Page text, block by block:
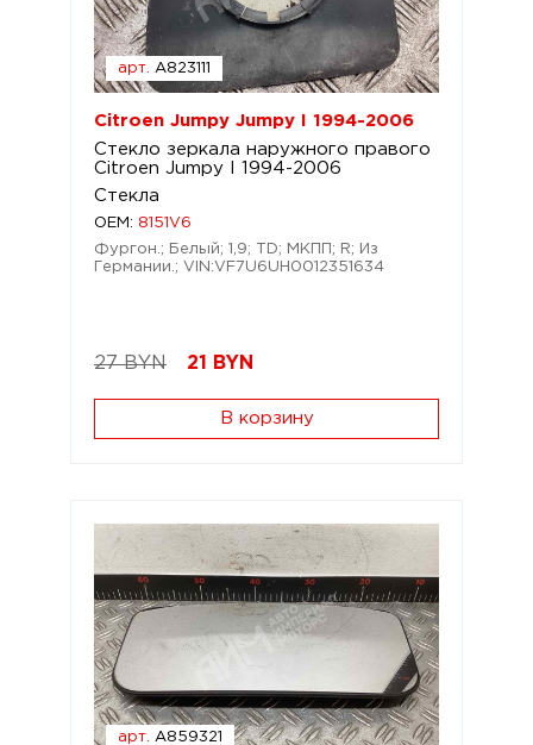
арт. A823111
Citroen Jumpy Jumpy I 1994-2006
Стекло зеркала наружного правого
Citroen Jumpy I 1994-2006
Стекла
OEM: 8151V6
Фургон.; Белый; 1,9; TD; МКПП; R; Из
Германии.; VIN:VF7U6UH0012351634
27 BYN 21 BYN
В корзину
арт. A859321